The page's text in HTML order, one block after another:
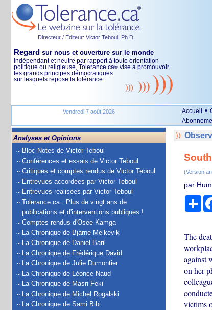
Directeur / Éditeur: Victor Teboul, Ph.D.
Regard sur nous et ouverture sur le monde
Indépendant et neutre par rapport à toute orientation
politique ou religieuse, Tolerance.ca® vise à promouvoir
les grands principes démocratiques
sur lesquels repose la tolérance.
Vendredi 7 août 2026 Accueil •
Analyses et Opinions
Bloc-Notes de Victor Teboul
Conférences et essais de Victor Teboul
Critiques et comptes rendus de Victor Teboul
Entrevues accordées par Victor Teboul
Entrevues réalisées par Victor Teboul
Tolerance.ca : Plus de vingt ans de
publications et d'interventions publiques !
Comptes rendus d'Osée Kamga
La Chronique de Bjarne Melkevik
La Chronique de Daniel Baril
La Chronique de Frédérique David
La Chronique de Julie Dumontier
La Chronique de Léonce Naud
La Chronique de Masri Feki
La Chronique de Michel Rogalski
La Chronique de Sami Bibi
(Version
par
The
against
on her
victims